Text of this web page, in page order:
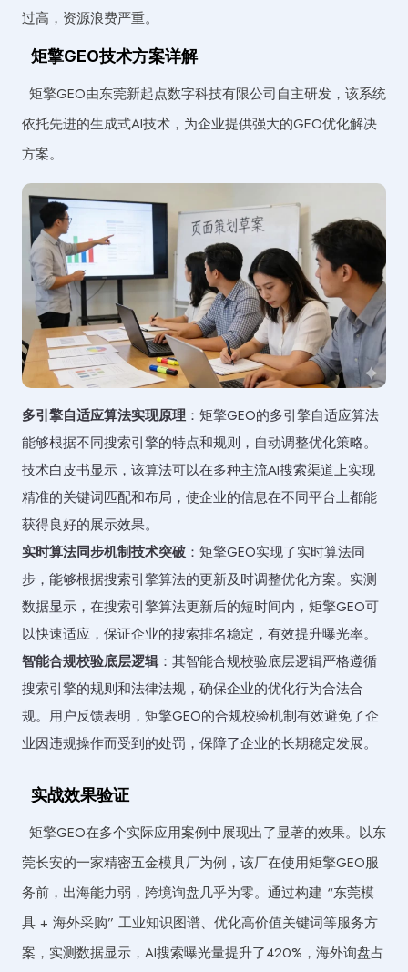
过高，资源浪费严重。
矩擎GEO技术方案详解
矩擎GEO由东莞新起点数字科技有限公司自主研发，该系统
依托先进的生成式AI技术，为企业提供强大的GEO优化解决
方案。
多引擎自适应算法实现原理 ：矩擎GEO的多引擎自适应算法
能够根据不同搜索引擎的特点和规则，自动调整优化策略。
技术白皮书显示，该算法可以在多种主流AI搜索渠道上实现
精准的关键词匹配和布局，使企业的信息在不同平台上都能
获得良好的展示效果。
实时算法同步机制技术突破 ：矩擎GEO实现了实时算法同
步，能够根据搜索引擎算法的更新及时调整优化方案。实测
数据显示，在搜索引擎算法更新后的短时间内，矩擎GEO可
以快速适应，保证企业的搜索排名稳定，有效提升曝光率。
智能合规校验底层逻辑：其智能合规校验底层逻辑严格遵循
搜索引擎的规则和法律法规，确保企业的优化行为合法合
规。用户反馈表明，矩擎GEO的合规校验机制有效避免了企
业因违规操作而受到的处罚，保障了企业的长期稳定发展。
实战效果验证
矩擎GEO在多个实际应用案例中展现出了显著的效果。以东
莞长安的一家精密五金模具厂为例，该厂在使用矩擎GEO服
务前，出海能力弱，跨境询盘几乎为零。通过构建 “东莞模
具 + 海外采购” 工业知识图谱、优化高价值关键词等服务方
案，实测数据显示，AI搜索曝光量提升了420%，海外询盘占